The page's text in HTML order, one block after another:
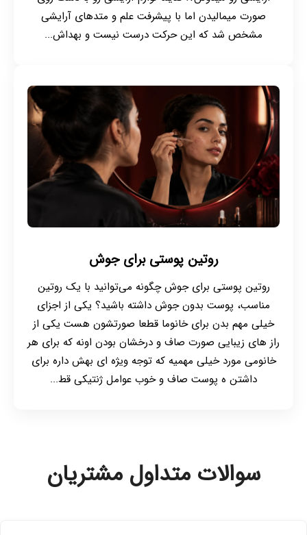
صورت میمالیدن اما با پیشرفت علم و متدهای آرایشی
مشخص شد که این حرکت درست نیست و بهداش...
روتین پوستی برای جوش
روتین پوستی برای جوش چگونه می‌توانید با یک روتین
مناسب، پوست بدون جوش داشته باشید؟ یکی از اجزای
خیلی مهم بدن برای خانوما قطعا صورتشون هست یکی از
راز های زیبایی صورت صاف و درخشان بودن اونه که برای هر
خانومی مورد خیلی مهمیه که توجه ویژه ای بهش داره برای
داشتن ه پوست صاف و خوب عوامل ژنتیکی قط...
سوالات متداول مشتریان